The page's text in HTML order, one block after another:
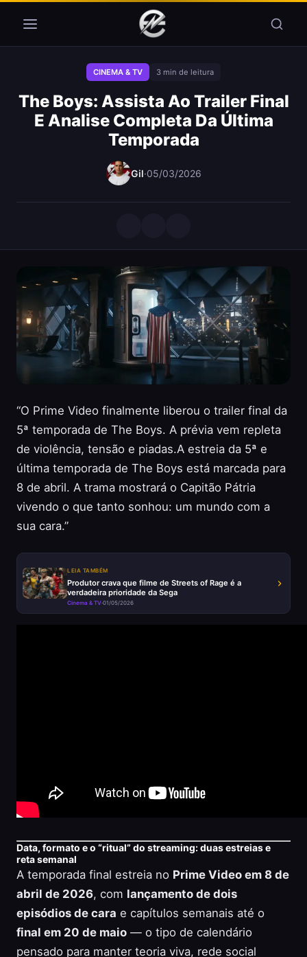
CINEMA & TV 3 min de leitura
The Boys: Assista Ao Trailer Final
E Analise Completa Da Última
Temporada
Gil·05/03/2026
“O Prime Video finalmente liberou o trailer final da
5ª temporada de The Boys. A prévia vem repleta
de violência, tensão e piadas.A estreia da 5ª e
última temporada de The Boys está marcada para
8 de abril. A trama mostrará o Capitão Pátria
vivendo o que tanto sonhou: um mundo com a
sua cara.”
LEIA TAMBÉM
Produtor crava que filme de Streets of Rage é a
verdadeira prioridade da Sega
Cinema & TV·01/05/2026
Data, formato e o “ritual” do streaming: duas estreias e
reta semanal
A temporada final estreia no Prime Video em 8 de
abril de 2026, com lançamento de dois
episódios de cara e capítulos semanais até o
final em 20 de maio — o tipo de calendário
pensado para manter teoria viva, rede social